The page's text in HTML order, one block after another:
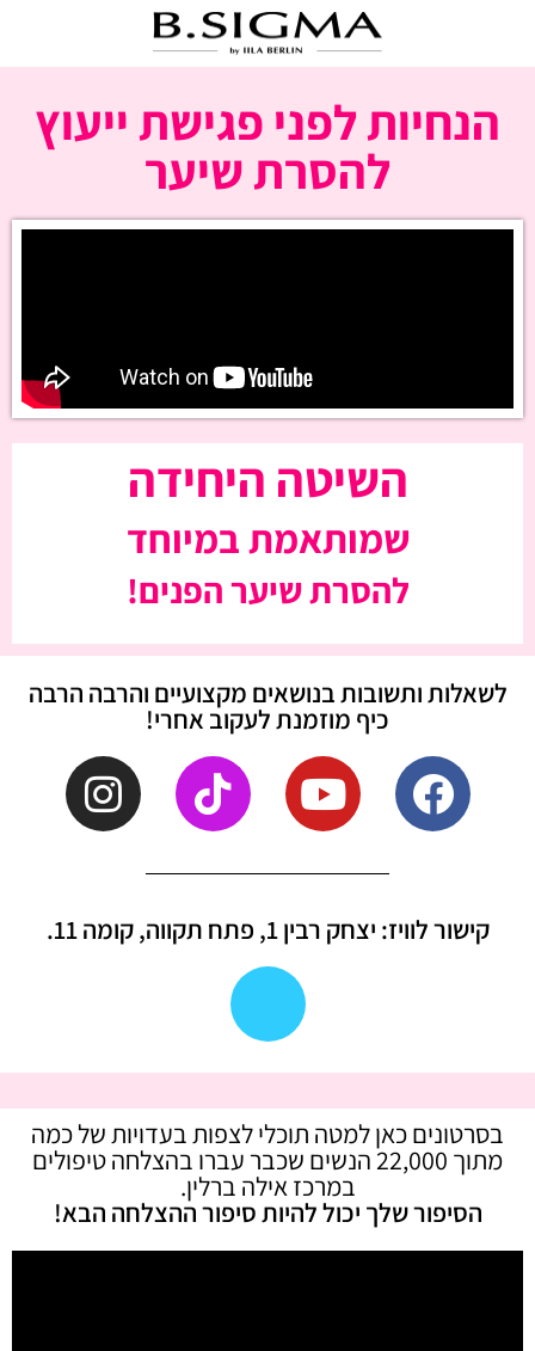
הנחיות לפני פגישת ייעוץ
להסרת שיער
השיטה היחידה
שמותאמת במיוחד
להסרת שיער הפנים!
לשאלות ותשובות בנושאים מקצועיים והרבה הרבה
כיף מוזמנת לעקוב אחרי!
קישור לוויז: יצחק רבין 1, פתח תקווה, קומה 11.
בסרטונים כאן למטה תוכלי לצפות בעדויות של כמה
מתוך 22,000 הנשים שכבר עברו בהצלחה טיפולים
במרכז אילה ברלין.
הסיפור שלך יכול להיות סיפור ההצלחה הבא!